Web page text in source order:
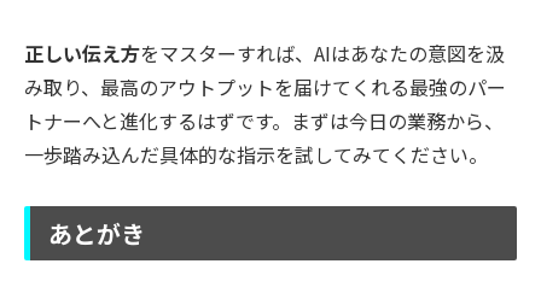
正しい伝え方をマスターすれば、AIはあなたの意図を汲
み取り、最高のアウトプットを届けてくれる最強のパー
トナーへと進化するはずです。まずは今日の業務から、
一歩踏み込んだ具体的な指示を試してみてください。
あとがき